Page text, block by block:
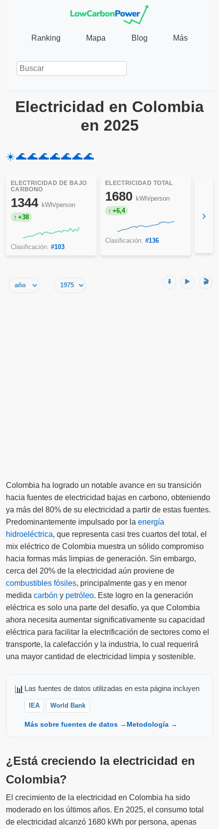
Ranking Mapa Blog Más
Electricidad en Colombia
en 2025
☀️🌊🌊🌊🌊🌊🌊🌊
ELECTRICIDAD DE BAJO
CARBONO
1344 kWh/person
+38
Clasificación: #103
ELECTRICIDAD TOTAL
1680 kWh/person
+6,4
Clasificación: #136
›
⬇️ ▶️ 🎬
Colombia ha logrado un notable avance en su transición
hacia fuentes de electricidad bajas en carbono, obteniendo
ya más del 80% de su electricidad a partir de estas fuentes.
Predominantemente impulsado por la energía
hidroeléctrica, que representa casi tres cuartos del total, el
mix eléctrico de Colombia muestra un sólido compromiso
hacia formas más limpias de generación. Sin embargo,
cerca del 20% de la electricidad aún proviene de
combustibles fósiles, principalmente gas y en menor
medida carbón y petróleo. Este logro en la generación
eléctrica es solo una parte del desafío, ya que Colombia
ahora necesita aumentar significativamente su capacidad
eléctrica para facilitar la electrificación de sectores como el
transporte, la calefacción y la industria, lo cual requerirá
una mayor cantidad de electricidad limpia y sostenible.
📊 Las fuentes de datos utilizadas en esta página incluyen
IEA World Bank
Más sobre fuentes de datos → Metodología →
¿Está creciendo la electricidad en
Colombia?
El crecimiento de la electricidad en Colombia ha sido
moderado en los últimos años. En 2025, el consumo total
de electricidad alcanzó 1680 kWh por persona, apenas